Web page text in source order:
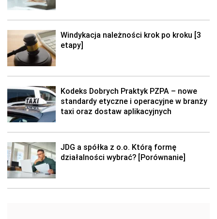
Windykacja należności krok po kroku [3
etapy]
Kodeks Dobrych Praktyk PZPA – nowe
standardy etyczne i operacyjne w branży
taxi oraz dostaw aplikacyjnych
JDG a spółka z o.o. Którą formę
działalności wybrać? [Porównanie]